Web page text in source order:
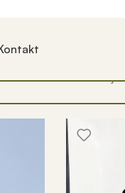
tematske dekoracije“